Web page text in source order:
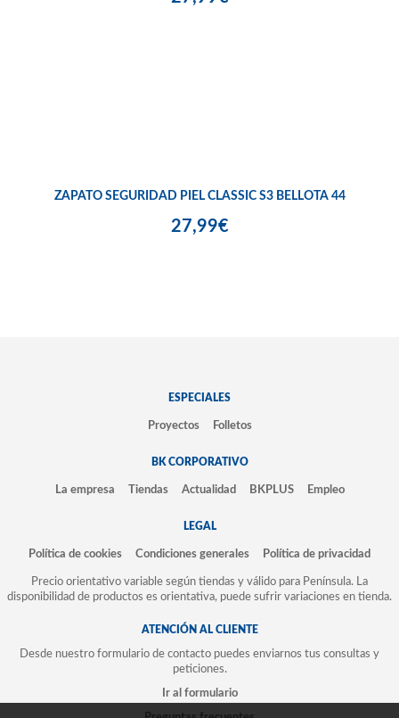
ZAPATO SEGURIDAD PIEL CLASSIC S3 BELLOTA 44
27,99€
ESPECIALES
Proyectos Folletos
BK CORPORATIVO
La empresa Tiendas Actualidad BKPLUS Empleo
LEGAL
Política de cookies Condiciones generales Política de privacidad
Precio orientativo variable según tiendas y válido para Península. La
disponibilidad de productos es orientativa, puede sufrir variaciones en tienda.
ATENCIÓN AL CLIENTE
Desde nuestro formulario de contacto puedes enviarnos tus consultas y
peticiones.
Ir al formulario